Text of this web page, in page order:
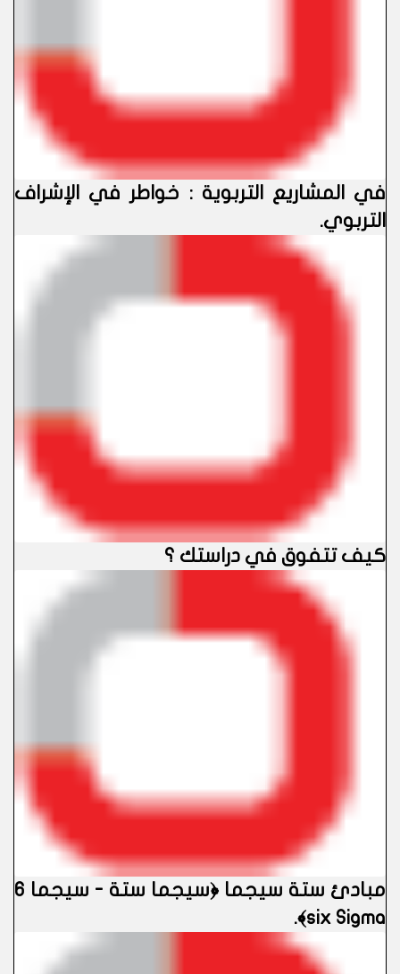
في المشاريع التربوية : خواطر في الإشراف
التربوي.
كيف تتفوق في دراستك ؟
مبادئ ستة سيجما ﴿سيجما ستة - سيجما 6
six Sigma﴾.